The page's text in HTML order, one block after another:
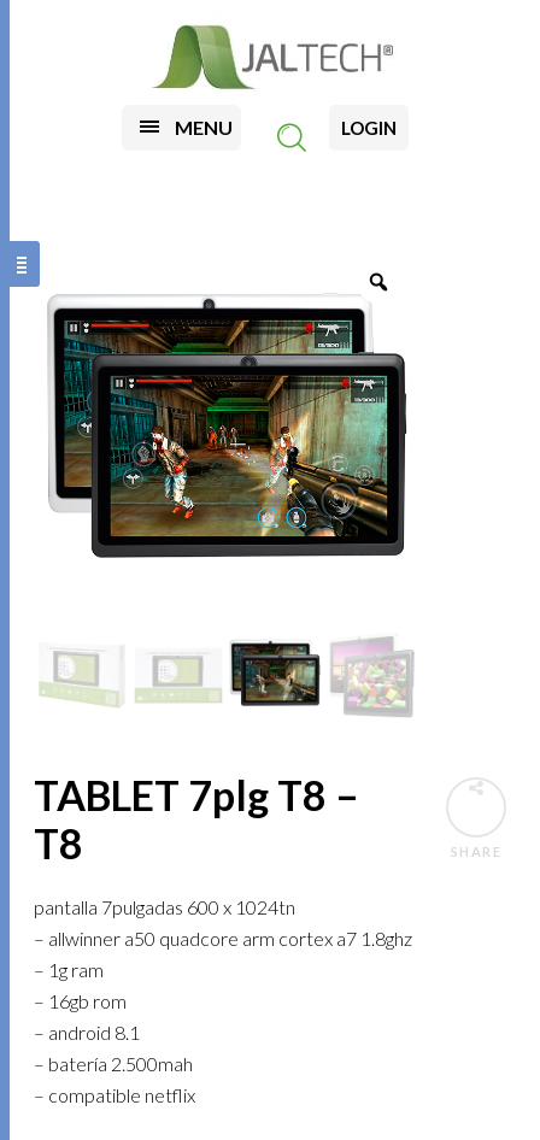
MENU LOGIN
SHARE
TABLET 7plg T8 –
T8
pantalla 7pulgadas 600 x 1024tn
– allwinner a50 quadcore arm cortex a7 1.8ghz
– 1g ram
– 16gb rom
– android 8.1
– batería 2.500mah
– compatible netflix